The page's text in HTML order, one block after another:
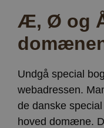
Æ, Ø og
Undgå special
webadressen.
de danske
hoved domæne.